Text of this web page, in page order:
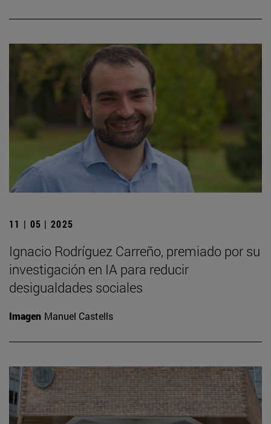
11 | 05 | 2025
Ignacio Rodríguez Carreño, premiado por su
investigación en IA para reducir
desigualdades sociales
Imagen Manuel Castells